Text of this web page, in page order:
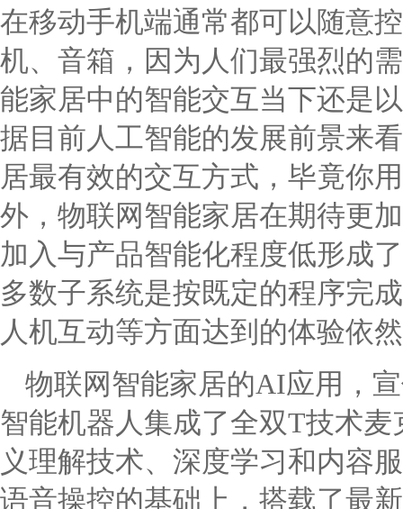
在移动手机端通常都可以随意
机、音箱，因为人们最强烈的
能家居中的智能交互当下还是
据目前人工智能的发展前景来
居最有效的交互方式，毕竟你
外，物联网智能家居在期待更
加入与产品智能化程度低形成
多数子系统是按既定的程序完
人机互动等方面达到的体验依
物联网智能家居的AI应用，
智能机器人集成了全双T技术
义理解技术、深度学习和内容
语音操控的基础上，搭载了最